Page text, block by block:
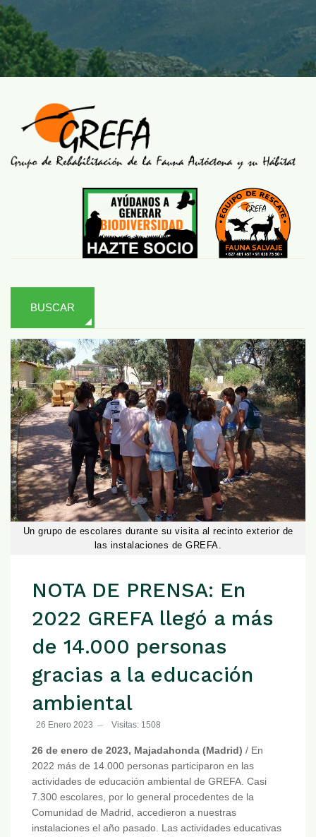
BUSCAR
Un grupo de escolares durante su visita al recinto exterior de
las instalaciones de GREFA.
NOTA DE PRENSA: En
2022 GREFA llegó a más
de 14.000 personas
gracias a la educación
ambiental
26 Enero 2023 Visitas: 1508
26 de enero de 2023, Majadahonda (Madrid) / En
2022 más de 14.000 personas participaron en las
actividades de educación ambiental de GREFA. Casi
7.300 escolares, por lo general procedentes de la
Comunidad de Madrid, accedieron a nuestras
instalaciones el año pasado. Las actividades educativas